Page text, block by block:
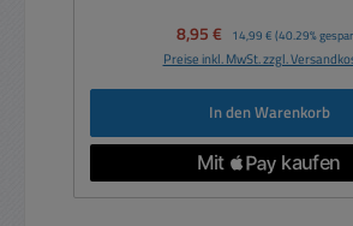
Verkaufspreis:
8,95 € Regulärer Preis:
14,99 € (40.29%
Preise inkl. MwSt. zzgl.
In den Warenkorb